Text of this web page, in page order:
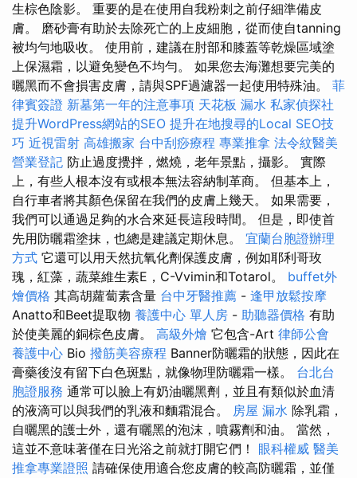
生棕色陰影。 重要的是在使用自我粉刺之前仔細準備皮
膚。 磨砂膏有助於去除死亡的上皮細胞，從而使自tanning
被均勻地吸收。 使用前，建議在肘部和膝蓋等乾燥區域塗
上保濕霜，以避免變色不均勻。 如果您去海灘想要完美的
曬黑而不會損害皮膚，請與SPF過濾器一起使用特殊油。 菲
律賓簽證 新墓第一年的注意事項 天花板 漏水 私家偵探社
提升WordPress網站的SEO 提升在地搜尋的Local SEO技
巧 近視雷射 高雄搬家 台中刮痧療程 專業推拿 法令紋醫美
營業登記 防止過度攪拌，燃燒，老年景點，攝影。 實際
上，有些人根本沒有或根本無法容納制革商。 但基本上，
自行車者將其顏色保留在我們的皮膚上幾天。 如果需要，
我們可以通過足夠的水合來延長這段時間。 但是，即使首
先用防曬霜塗抹，也總是建議定期休息。 宜蘭台胞證辦理
方式 它還可以用天然抗氧化劑保護皮膚，例如耶利哥玫
瑰，紅藻，蔬菜維生素E，C-Vvimin和Totarol。 buffet外
燴價格 其高胡蘿蔔素含量 台中牙醫推薦 - 逢甲放鬆按摩
Anatto和Beet提取物 養護中心 單人房 - 助聽器價格 有助
於使美麗的銅棕色皮膚。 高級外燴 它包含-Art 律師公會
養護中心 Bio 撥筋美容療程 Banner防曬霜的狀態，因此在
膏藥後沒有留下白色斑點，就像物理防曬霜一樣。 台北台
胞證服務 通常可以臉上有奶油曬黑劑，並且有類似於血清
的液滴可以與我們的乳液和麵霜混合。 房屋 漏水 除乳霜，
自曬黑的護士外，還有曬黑的泡沫，噴霧劑和油。 當然，
這並不意味著僅在日光浴之前就打開它們！ 眼科權威 醫美
推拿專業證照 請確保使用適合您皮膚的較高防曬霜，並僅